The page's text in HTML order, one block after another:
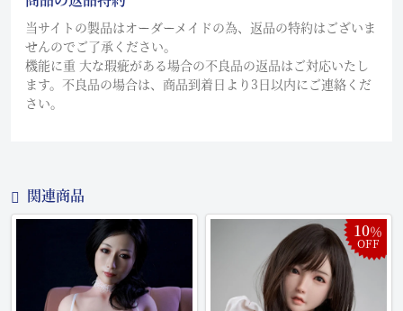
当サイトの製品はオーダーメイドの為、返品の特約はございま
せんのでご了承ください。
機能に重 大な瑕疵がある場合の不良品の返品はご対応いたし
ます。不良品の場合は、商品到着日より3日以内にご連絡くだ
さい。
関連商品
10％
OFF